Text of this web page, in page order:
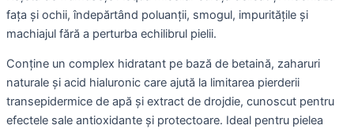
fața și ochii, îndepărtând poluanții, smogul, impuritățile și
machiajul fără a perturba echilibrul pielii.
Conține un complex hidratant pe bază de betaină, zaharuri
naturale și acid hialuronic care ajută la limitarea pierderii
transepidermice de apă și extract de drojdie, cunoscut pentru
efectele sale antioxidante și protectoare. Ideal pentru pielea